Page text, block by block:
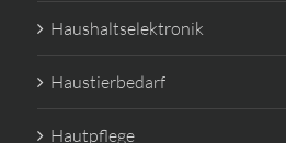
Haushaltselektronik
Haustierbedarf
Hautpflege